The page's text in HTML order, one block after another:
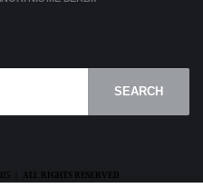
SEARCH
| ALL RIGHTS RESERVED